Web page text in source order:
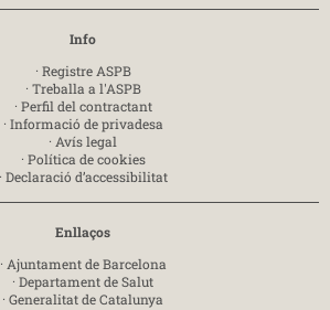
Info
· Registre ASPB
· Treballa a l'ASPB
· Perfil del contractant
· Informació de privadesa
· Avís legal
· Política de cookies
· Declaració d’accessibilitat
Enllaços
· Ajuntament de Barcelona
· Departament de Salut
· Generalitat de Catalunya